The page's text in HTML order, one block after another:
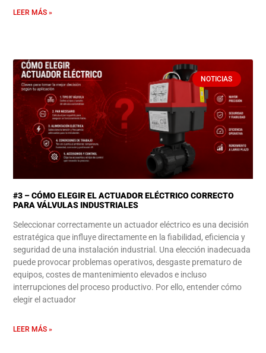
LEER MÁS »
NOTICIAS
#3 – CÓMO ELEGIR EL ACTUADOR ELÉCTRICO CORRECTO
PARA VÁLVULAS INDUSTRIALES
Seleccionar correctamente un actuador eléctrico es una decisión
estratégica que influye directamente en la fiabilidad, eficiencia y
seguridad de una instalación industrial. Una elección inadecuada
puede provocar problemas operativos, desgaste prematuro de
equipos, costes de mantenimiento elevados e incluso
interrupciones del proceso productivo. Por ello, entender cómo
elegir el actuador
LEER MÁS »